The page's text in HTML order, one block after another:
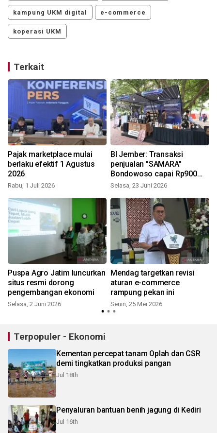
kampung UKM digital e-commerce
koperasi UKM
Terkait
Pajak marketplace mulai
berlaku efektif 1 Agustus
2026
Rabu, 1 Juli 2026
BI Jember: Transaksi
penjualan "SAMARA"
Bondowoso capai Rp900
juta
Selasa, 23 Juni 2026
Puspa Agro Jatim luncurkan
situs resmi dorong
pengembangan ekonomi
Selasa, 2 Juni 2026
Mendag targetkan revisi
aturan e-commerce
rampung pekan ini
Senin, 25 Mei 2026
Terpopuler - Ekonomi
Kementan percepat tanam Oplah dan CSR
demi tingkatkan produksi pangan
Jul 18th
Penyaluran bantuan benih jagung di Kediri
Jul 16th